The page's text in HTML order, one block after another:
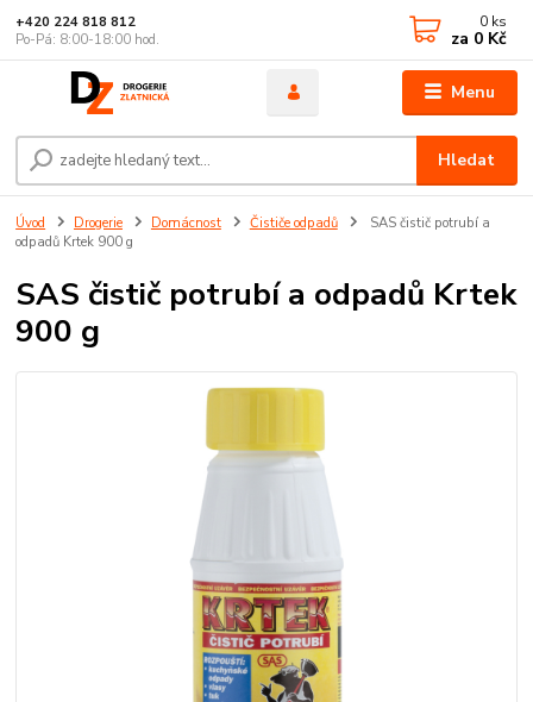
Menu
Hledat
+420 224 818 812
Po-Pá: 8:00-18:00 hod.
0 ks
za 0 Kč
Úvod Drogerie Domácnost Čističe odpadů
SAS čistič potrubí a
odpadů Krtek 900 g
SAS čistič potrubí a odpadů Krtek
900 g